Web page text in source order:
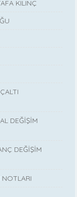
KILINÇ
DEĞİŞİM
DEĞİŞİM